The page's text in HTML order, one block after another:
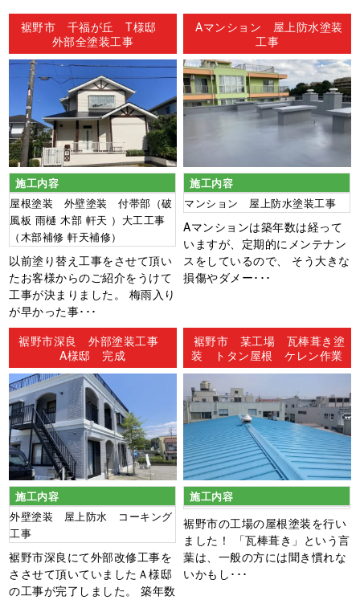
ン
裾野市 千福が丘 T様邸
外部全塗装工事
施工内容
屋根塗装 外壁塗装 付帯部（破
風板 雨樋 木部 軒天 ）大工工事
（木部補修 軒天補修）
以前塗り替え工事をさせて頂い
たお客様からのご紹介をうけて
工事が決まりました。 梅雨入り
が早かった事･･･
Aマンション 屋上防水塗装
工事
施工内容
マンション 屋上防水塗装工事
Aマンションは築年数は経って
いますが、定期的にメンテナン
スをしているので、 そう大きな
損傷やダメー･･･
裾野市深良 外部塗装工事
A様邸 完成
施工内容
外壁塗装 屋上防水 コーキング
工事
裾野市深良にて外部改修工事を
ささせて頂いていましたＡ様邸
の工事が完了しました。 築年数
裾野市 某工場 瓦棒葺き塗
装 トタン屋根 ケレン作業
施工内容
裾野市の工場の屋根塗装を行い
ました！ 「瓦棒葺き」という言
葉は、一般の方には聞き慣れな
いかもし･･･